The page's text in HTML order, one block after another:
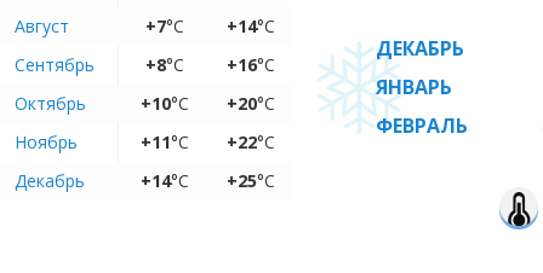
Август
+7°C +14°C
Сентябрь
+8°C +16°C
Октябрь
+10°C +20°C
Ноябрь
+11°C +22°C
Декабрь
+14°C +25°C
ДЕКАБРЬ
ЯНВАРЬ
ФЕВРАЛЬ